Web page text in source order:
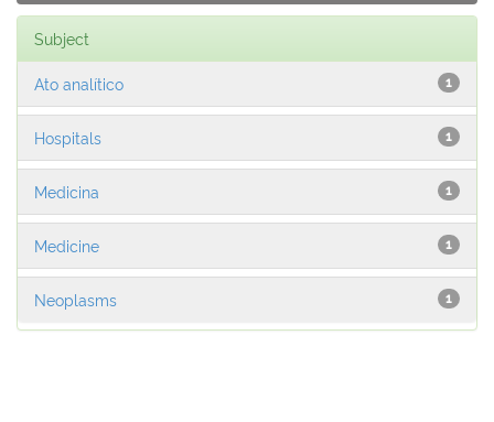
Subject
1
Ato analítico
1
Hospitals
1
Medicina
1
Medicine
1
Neoplasms